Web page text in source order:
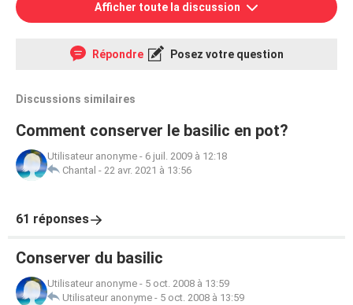
Afficher toute la discussion
Répondre Posez votre question
Discussions similaires
Comment conserver le basilic en pot?
Utilisateur anonyme - 6 juil. 2009 à 12:18
Chantal - 22 avr. 2021 à 13:56
61 réponses
Conserver du basilic
Utilisateur anonyme - 5 oct. 2008 à 13:59
Utilisateur anonyme - 5 oct. 2008 à 13:59